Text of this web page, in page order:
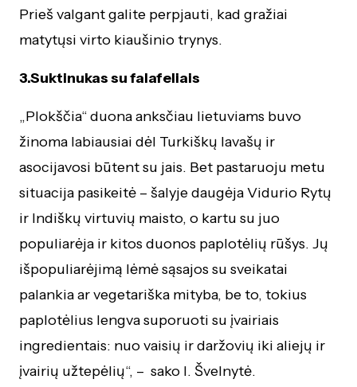
Prieš valgant galite perpjauti, kad gražiai
matytųsi virto kiaušinio trynys.
3.Suktinukas su falafeliais
„Plokščia“ duona anksčiau lietuviams buvo
žinoma labiausiai dėl Turkiškų lavašų ir
asocijavosi būtent su jais. Bet pastaruoju metu
situacija pasikeitė – šalyje daugėja Vidurio Rytų
ir Indiškų virtuvių maisto, o kartu su juo
populiarėja ir kitos duonos paplotėlių rūšys. Jų
išpopuliarėjimą lėmė sąsajos su sveikatai
palankia ar vegetariška mityba, be to, tokius
paplotėlius lengva suporuoti su įvairiais
ingredientais: nuo vaisių ir daržovių iki aliejų ir
įvairių užtepėlių“, – sako I. Švelnytė.